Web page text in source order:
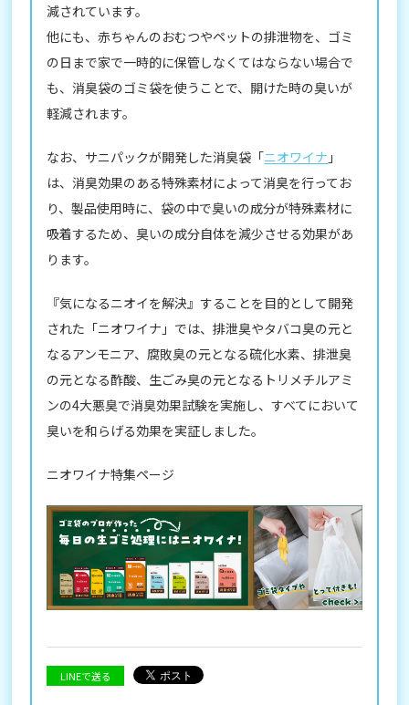
減されています。
他にも、赤ちゃんのおむつやペットの排泄物を、ゴミ
の日まで家で一時的に保管しなくてはならない場合で
も、消臭袋のゴミ袋を使うことで、開けた時の臭いが
軽減されます。
なお、サニパックが開発した消臭袋「ニオワイナ 」
は、消臭効果のある特殊素材によって消臭を行ってお
り、製品使用時に、袋の中で臭いの成分が特殊素材に
吸着するため、臭いの成分自体を減少させる効果があ
ります。
『気になるニオイを解決』することを目的として開発
された「ニオワイナ」では、排泄臭やタバコ臭の元と
なるアンモニア、腐敗臭の元となる硫化水素、排泄臭
の元となる酢酸、生ごみ臭の元となるトリメチルアミ
ンの4大悪臭で消臭効果試験を実施し、すべてにおいて
臭いを和らげる効果を実証しました。
ニオワイナ特集ページ
LINEで送る